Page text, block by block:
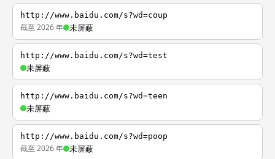
http://www.baidu.com/s?wd=coup
截至 2026 年 未屏蔽
http://www.baidu.com/s?wd=test
未屏蔽
http://www.baidu.com/s?wd=teen
未屏蔽
http://www.baidu.com/s?wd=poop
截至 2026 年 未屏蔽